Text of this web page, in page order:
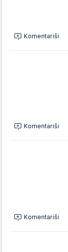
Komentariši
Komentariši
Komentariši